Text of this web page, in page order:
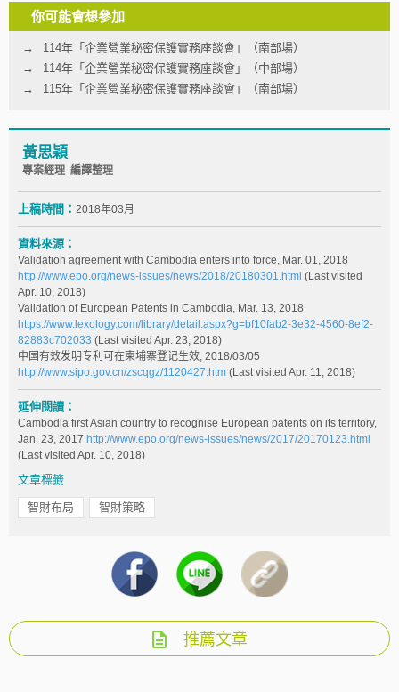
你可能會想參加
114年「企業營業秘密保護實務座談會」（南部場）
114年「企業營業秘密保護實務座談會」（中部場）
115年「企業營業秘密保護實務座談會」（南部場）
黃思穎
專案經理 編譯整理
上稿時間： 2018年03月
資料來源：
Validation agreement with Cambodia enters into force, Mar. 01, 2018
http://www.epo.org/news-issues/news/2018/20180301.html (Last visited
Apr. 10, 2018)
Validation of European Patents in Cambodia, Mar. 13, 2018
https://www.lexology.com/library/detail.aspx?g=bf10fab2-3e32-4560-8ef2-
82883c702033 (Last visited Apr. 23, 2018)
中国有效发明专利可在柬埔寨登记生效, 2018/03/05
http://www.sipo.gov.cn/zscqgz/1120427.htm (Last visited Apr. 11, 2018)
延伸閱讀：
Cambodia first Asian country to recognise European patents on its territory,
Jan. 23, 2017 http://www.epo.org/news-issues/news/2017/20170123.html
(Last visited Apr. 10, 2018)
文章標籤
智財布局 智財策略
推薦文章